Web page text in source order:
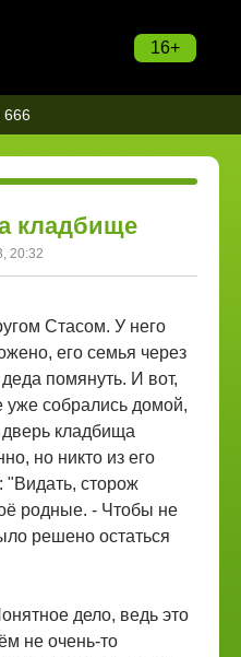
16+
666
кладбище
20:32
Стасом. У него
его семья через
помянуть. И вот,
уже собрались домой,
дверь кладбища
но никто из его
"Видать, сторож
родные. - Чтобы не
решено остаться
дело, ведь это
не очень-то